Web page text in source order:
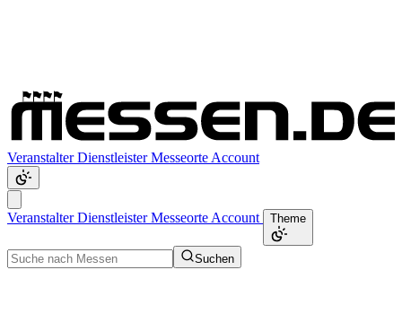
VeranstalterDienstleisterMesseorte Account
VeranstalterDienstleisterMesseorte Account Theme
Suchen